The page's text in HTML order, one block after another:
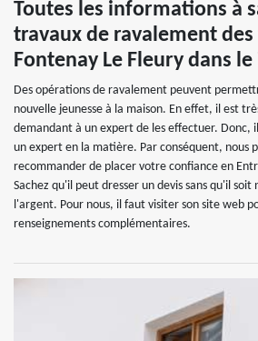
Toutes les informations à
travaux de ravalement des
Fontenay Le Fleury dans le
Des opérations de ravalement peuvent
nouvelle jeunesse à la maison. En effet, il est
demandant à un expert de les effectuer. Donc,
un expert en la matière. Par conséquent, nous
recommander de placer votre confiance en
Sachez qu'il peut dresser un devis sans qu'il soit
l'argent. Pour nous, il faut visiter son site web
renseignements complémentaires.